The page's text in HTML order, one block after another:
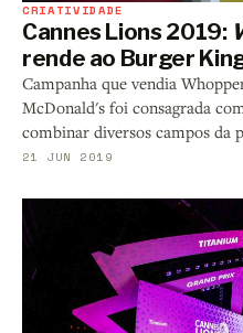
CRIATIVIDADE
Cannes Lions 2019:
rende ao Burger
Campanha que vendia
McDonald's foi consagrada
combinar diversos campos da
21 JUN 2019